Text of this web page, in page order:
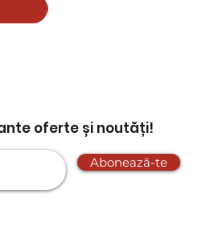
oferte și noutăți!
Abonează-te